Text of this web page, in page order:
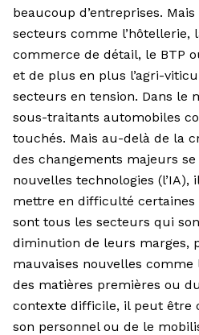
beaucoup d’entreprises.
secteurs comme l’hôtellerie,
commerce de détail, le BTP
et de plus en plus l’agri-
secteurs en tension. Dans le
sous-traitants automobiles
touchés. Mais au-delà de la
des changements majeurs
nouvelles technolo­gies (l’IA),
mettre en difficulté certaines
sont tous les secteurs qui
diminution de leurs marges,
mauvaises nouvelles comme
des matières premières ou
contexte difficile, il peut être
son personnel ou de le